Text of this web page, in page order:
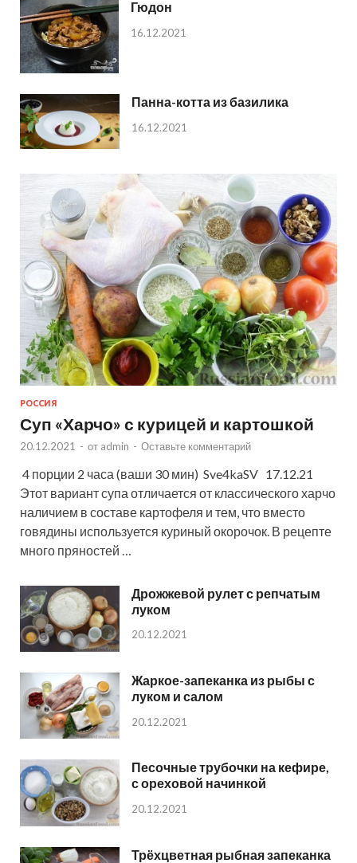
Гюдон
16.12.2021
Панна-котта из базилика
16.12.2021
РОССИЯ
Суп «Харчо» с курицей и картошкой
20.12.2021 - от admin - Оставьте комментарий
4 порции 2 часа (ваши 30 мин) Sve4kaSV 17.12.21
Этот вариант супа отличается от классического харчо
наличием в составе картофеля и тем, что вместо
говядины используется куриный окорочок. В рецепте
много пряностей …
Дрожжевой рулет с репчатым
луком
20.12.2021
Жаркое-запеканка из рыбы с
луком и салом
20.12.2021
Песочные трубочки на кефире,
с ореховой начинкой
20.12.2021
Трёхцветная рыбная запеканка